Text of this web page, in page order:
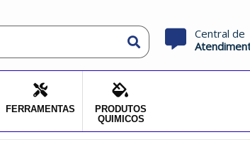
Central de
FERRAMENTAS
PRODUTOS
QUIMICOS